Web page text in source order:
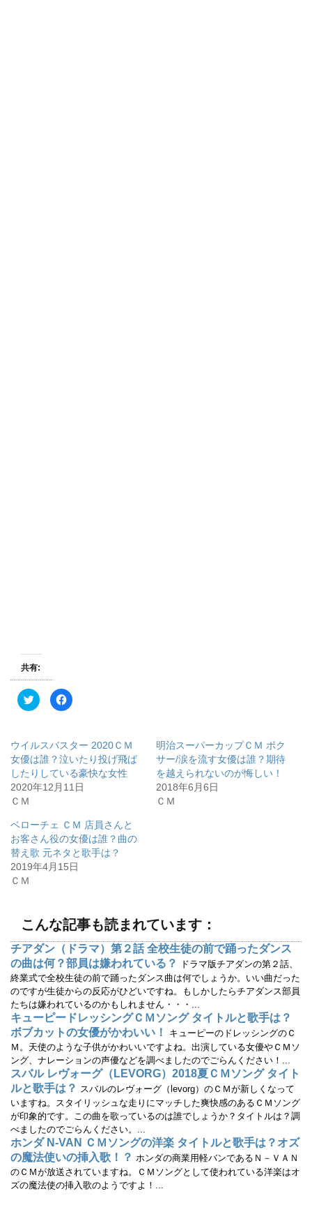
共有:
ク
リ
て
T
w
i
t
t
e
有
新
し
い
ウ
ィ
き
ま
す
)
F
a
o
k
で
共
有
す
ク
リ
ッ
ク
し
て
く
し
い
ウ
ィ
ン
ド
ウ
で
開
き
ま
す
)
ウイルスバスター 2020ＣＭ
女優は誰？泣いたり投げ飛ば
したりしている豪快な女性
2020年12月11日
ＣＭ
明治スーパーカップＣＭ ボク
サー/涙を流す女優は誰？期待
を越えられないのが悔しい！
2018年6月6日
ＣＭ
ベローチェ ＣＭ 店員さんと
お客さん役の女優は誰？曲の
替え歌 元ネタと歌手は？
2019年4月15日
ＣＭ
こんな記事も読まれています：
チアダン（ドラマ）第２話 全校生徒の前で踊ったダンス
の曲は何？部員は嫌われている？
ドラマ版チアダンの第２話、
終業式で全校生徒の前で踊ったダンス曲は何でしょうか。いい曲だった
のですが生徒からの反応がひどいですね。もしかしたらチアダンス部員
たちは嫌われているのかもしれません・・・...
キューピードレッシングＣＭソング タイトルと歌手は？
ボブカットの女優がかわいい！
キューピーのドレッシングのＣ
Ｍ。天使のような子供がかわいいですよね。出演している女優やＣＭソ
ング、ナレーションの声優などを調べましたのでごらんください！...
スバル レヴォーグ（LEVORG）2018夏ＣＭソング タイト
ルと歌手は？ スバルのレヴォーグ（levorg）のＣＭが新しくなって
いますね。スタイリッシュな走りにマッチした爽快感のあるＣＭソング
が印象的です。この曲を歌っているのは誰でしょうか？タイトルは？調
べましたのでごらんください。...
ホンダ N-VAN ＣＭソングの洋楽 タイトルと歌手は？オズ
の魔法使いの挿入歌！？ ホンダの商業用軽バンであるＮ－ＶＡＮ
のＣＭが放送されていますね。ＣＭソングとして使われている洋楽はオ
ズの魔法使の挿入歌のようですよ！...